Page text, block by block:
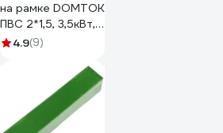
на рамке DOMTOK
ПВС 2*1,5, 3,5кВт,
без заземления,
4.9(9)